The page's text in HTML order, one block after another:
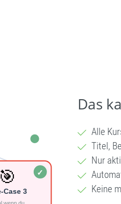
Das
Alle
Titel,
Nur
Keine